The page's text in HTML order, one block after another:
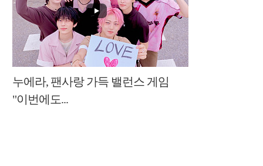
누에라, 팬사랑 가득 밸런스 게임
"이번에도...